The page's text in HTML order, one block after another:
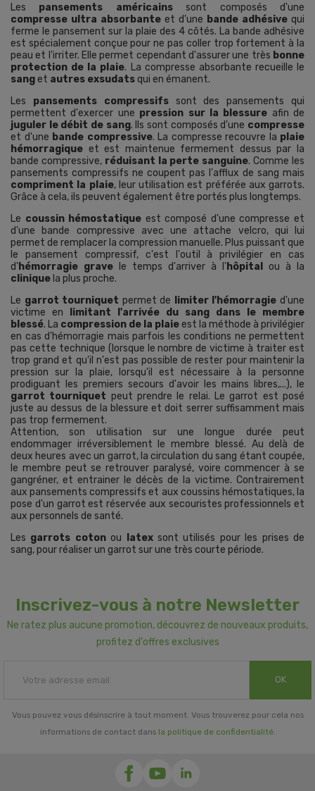
Les pansements américainssont composés d'une
compresse ultra absorbante et d'une bande adhésive qui
ferme le pansement sur la plaie des 4 côtés. La bande adhésive
est spécialement conçue pour ne pas coller trop fortement à la
peau et l'irriter. Elle permet cependant d'assurer une très bonne
protection de la plaie. La compresse absorbante recueille le
sanget autres exsudatsqui en émanent.
Les pansements compressifssont des pansements qui
permettent d'exercer une pression sur la blessure afin de
juguler le débit de sang. Ils sont composés d'une compresse
et d'une bande compressive. La compresse recouvre la plaie
hémorragique et est maintenue fermement dessus par la
bande compressive, réduisant la perte sanguine. Comme les
pansements compressifs ne coupent pas l'afflux de sang mais
compriment la plaie, leur utilisation est préférée aux garrots.
Grâce à cela, ils peuvent également être portés plus longtemps.
Le coussin hémostatique est composé d'une compresse et
d'une bande compressive avec une attache velcro, qui lui
permet de remplacer la compression manuelle. Plus puissant que
le pansement compressif, c'est l'outil à privilégier en cas
d' hémorragie grave le temps d'arriver à l' hôpital
ou à la
clinique la plus proche.
Le garrot tourniquet permet de limiter l'hémorragie d'une
victime en
limitant l'arrivée du sang dans le membre
blessé. La compression de la plaieest la méthode à privilégier
en cas d'hémorragie mais parfois les conditions ne permettent
pas cette technique (lorsque le nombre de victime à traiter est
trop grand et qu'il n'est pas possible de rester pour maintenir la
pression sur la plaie, lorsqu'il est nécessaire à la personne
prodiguant les premiers secours d'avoir les mains libres,...), le
garrot tourniquet peut prendre le relai. Le garrot est posé
juste au dessus de la blessure et doit serrer suffisamment mais
pas trop fermement.
Attention, son utilisation sur une longue durée peut
endommager irréversiblement le membre blessé. Au delà de
deux heures avec un garrot, la circulation du sang étant coupée,
le membre peut se retrouver paralysé, voire commencer à se
gangréner, et entrainer le décès de la victime. Contrairement
aux pansements compressifs et aux coussins hémostatiques, la
pose d'un garrot est réservée aux secouristes professionnels et
aux personnels de santé.
Les garrots cotonou latexsont utilisés pour les prises de
sang, pour réaliser un garrot sur une très courte période.
Inscrivez-vous à notre Newsletter
Ne ratez plus aucune promotion, découvrez de nouveaux produits,
profitez d'offres exclusives
OK
Vous pouvez vous désinscrire à tout moment. Vous trouverez pour cela nos
informations de contact dans la politique de confidentialité.